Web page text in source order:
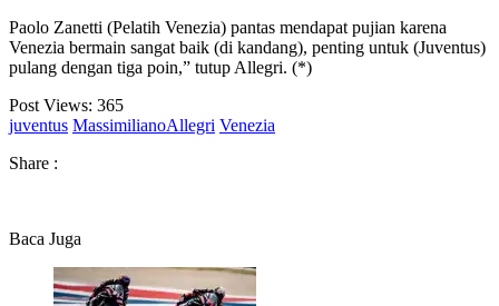
Paolo Zanetti (Pelatih Venezia) pantas mendapat pujian karena
Venezia bermain sangat baik (di kandang), penting untuk (Juventus)
pulang dengan tiga poin,” tutup Allegri. (*)
Post Views: 365
juventus MassimilianoAllegri Venezia
Share :
Baca Juga